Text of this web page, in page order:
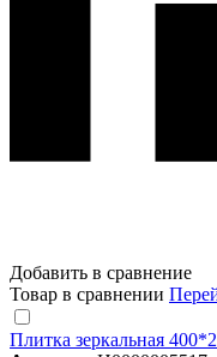
Добавить в сравнение
Товар в сравнении
Плитка зеркальная